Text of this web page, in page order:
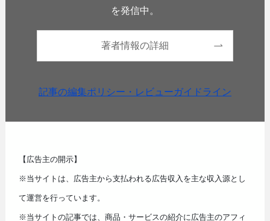
を発信中。
著者情報の詳細
記事の編集ポリシー・レビューガイドライン
【広告主の開示】
※当サイトは、広告主から支払われる広告収入を主な収入源とし
て運営を行っています。
※当サイトの記事では、商品・サービスの紹介に広告主のアフィ